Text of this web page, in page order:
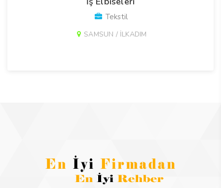
Tekstil
SAMSUN / İLKADIM